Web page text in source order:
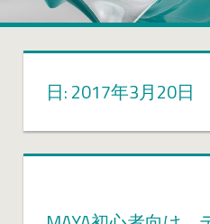
プ
日: 2017年3月20日